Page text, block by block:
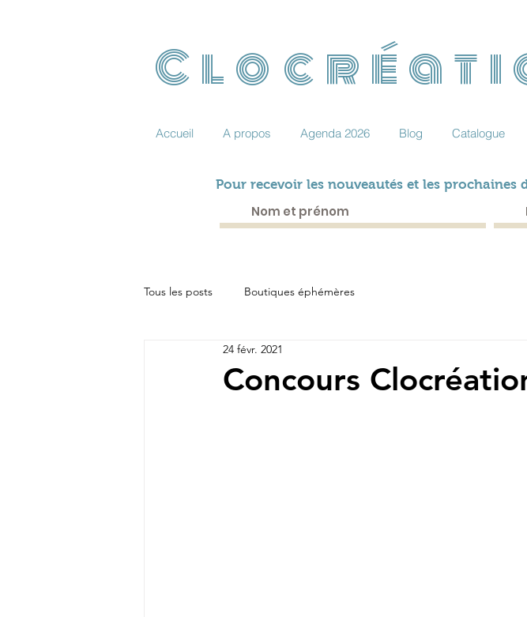
Accueil A propos Agenda 2026 Blog Catalogue
Pour recevoir les nouveautés et les prochaines
Tous les posts Boutiques éphémères
Concours
24 févr. 2021